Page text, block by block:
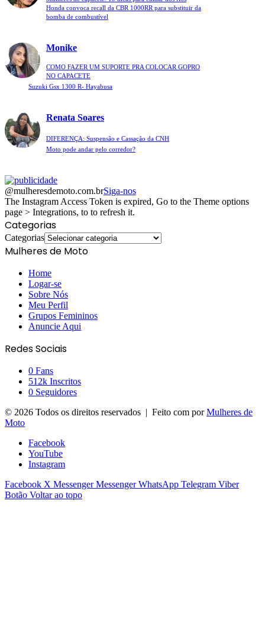
Honda convoca recall da CBR 1000RR para substituir da
bomba de combustível
Monike
COMO FAZER UM SUPORTE PRA COLOCAR GOPRO
NO CAPACETE
Suzuki Gsx 1300 R- Hayabusa
Renata Soares
DIFERENÇA: Suspensão e Cassação da CNH
Moto pode andar pelo corredor?
@mulheresdemoto.com.brSiga-nos
The Instagram Access Token is expired, Go to the Theme options
page > Integrations, to to refresh it.
Categorias
Categorias
Mulheres de Moto
Home
Logar-se
Sobre Nós
Meu Perfil
Grupos Femininos
Anuncie Aqui
Redes Sociais
0 Fans
512k Inscritos
0 Seguidores
© 2026 Todos os direitos reservados | Feito com porMulheres de
Moto
Facebook
YouTube
Instagram
Facebook X Messenger Messenger WhatsApp Telegram Viber
Botão Voltar ao topo